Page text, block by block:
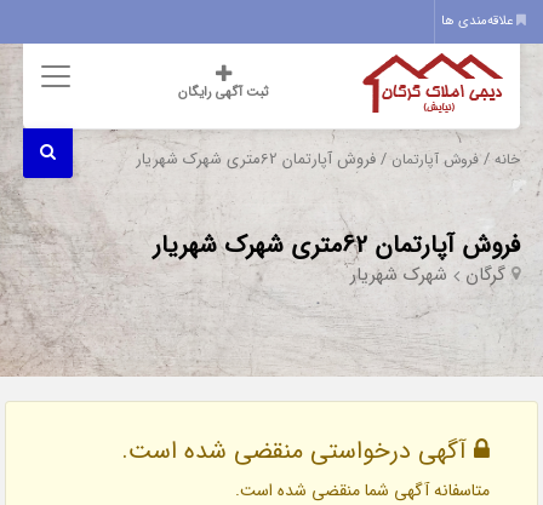
علاقه‌مندی ها
ثبت آگهی رایگان
خانه /فروش آپارتمان / فروش آپارتمان 62متری شهرک شهریار
فروش آپارتمان 62متری شهرک شهریار
گرگان شهرک شهریار
آگهی درخواستی منقضی شده است.
متاسفانه آگهی شما منقضی شده است.